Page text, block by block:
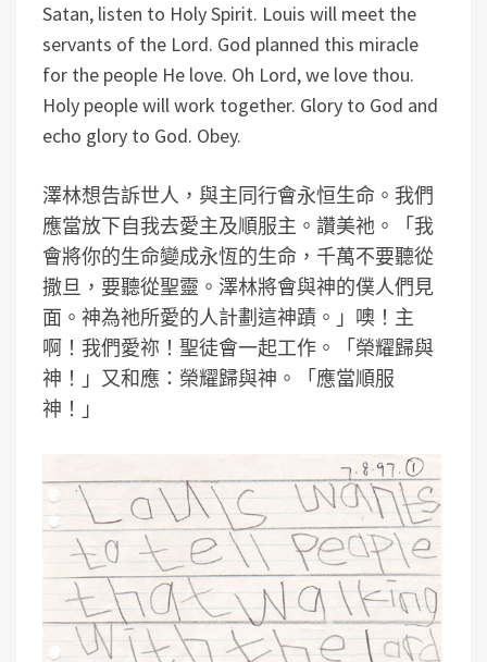
Satan, listen to Holy Spirit. Louis will meet the
servants of the Lord. God planned this miracle
for the people He love. Oh Lord, we love thou.
Holy people will work together. Glory to God and
echo glory to God. Obey.
澤林想告訴世人，與主同行會永恒生命。我們
應當放下自我去愛主及順服主。讚美祂。「我
會將你的生命變成永恆的生命，千萬不要聽從
撒旦，要聽從聖靈。澤林將會與神的僕人們見
面。神為祂所愛的人計劃這神蹟。」噢！主
啊！我們愛祢！聖徒會一起工作。「榮耀歸與
神！」又和應：榮耀歸與神。「應當順服
神！」